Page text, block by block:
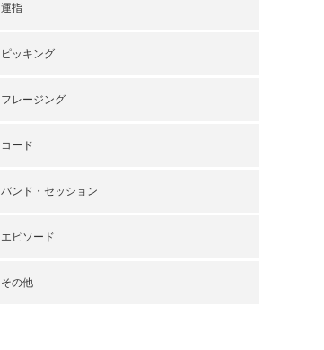
運指
ピッキング
フレージング
コード
バンド・セッション
エピソード
その他